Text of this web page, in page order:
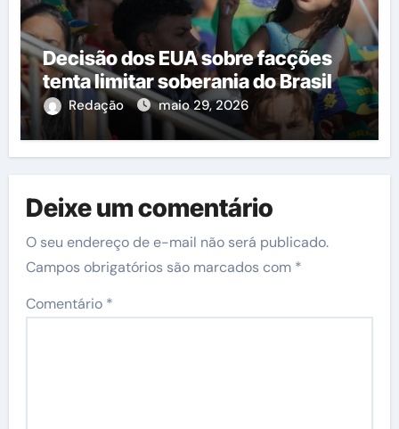
Decisão dos EUA sobre facções
tenta limitar soberania do Brasil
Redação maio 29, 2026
Deixe um comentário
O seu endereço de e-mail não será publicado.
Campos obrigatórios são marcados com *
Comentário *